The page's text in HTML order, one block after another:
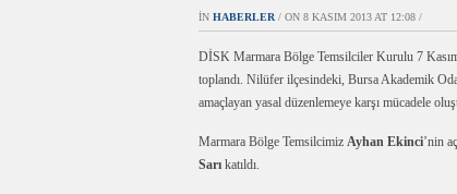
IN HABERLER / ON 8 KASIM 2013 AT 12:08 /
DİSK Marmara Bölge Temsilciler Kurulu 7
toplandı. Nilüfer ilçesindeki, Bursa Akademik
amaçlayan yasal düzenlemeye karşı mücadele
Marmara Bölge Temsilcimiz Ayhan Ekinci’nin
Sarı katıldı.